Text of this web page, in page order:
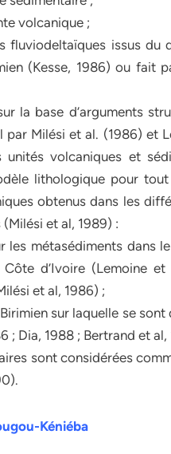
volcanique ;
fluviodeltaïques issus du
(Kesse, 1986) ou fait
la base d’arguments
Milési et al. (1986) et
volcaniques et
lithologique pour
obtenus dans les
et al, 1989) :
les métasédiments dans
d’Ivoire (Lemoine
et al, 1986) ;
sur laquelle se
; Dia, 1988 ; Bertrand et
sont considérées
Kéniéba